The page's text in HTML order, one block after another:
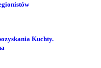
Kuchty.